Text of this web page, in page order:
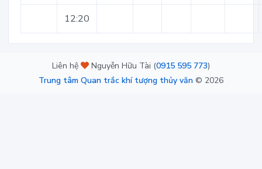
12:20
Liên hệ Nguyễn Hữu Tài (0915 595 773)
Trung tâm Quan trắc khí tượng thủy văn © 2026